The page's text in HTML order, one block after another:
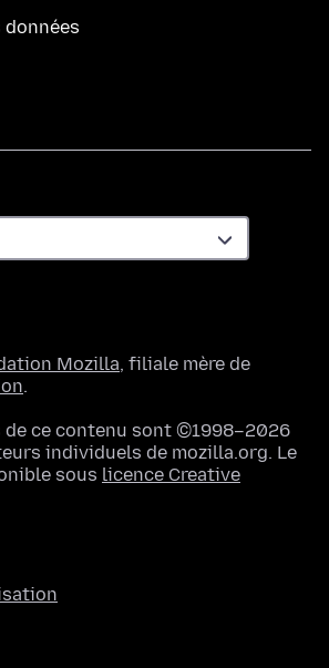
Mozilla, filiale mère de
.
ce contenu sont ©1998–2026
individuels de mozilla.org. Le
sous licence Creative